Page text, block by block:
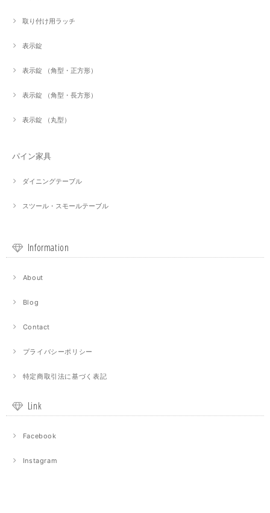
取り付け用ラッチ
表示錠
表示錠 （角型・正方形）
表示錠 （角型・長方形）
表示錠 （丸型）
パイン家具
ダイニングテーブル
スツール・スモールテーブル
Information
About
Blog
Contact
プライバシーポリシー
特定商取引法に基づく表記
Link
Facebook
Instagram